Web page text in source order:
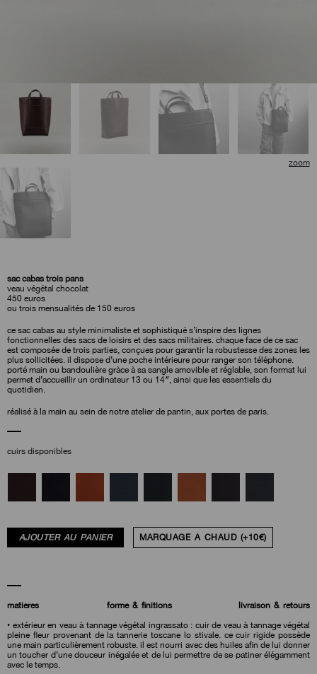
sac cabas trois pans
veau végétal chocolat
450 euros
ou trois mensualités de 150 euros
ce sac cabas au style minimaliste et sophistiqué s’inspire des lignes
fonctionnelles des sacs de loisirs et des sacs militaires. chaque face de ce sac
est composée de trois parties, conçues pour garantir la robustesse des zones les
plus sollicitées. il dispose d’une poche intérieure pour ranger son téléphone.
porté main ou bandoulière gràce à sa sangle amovible et réglable, son format lui
permet d’accueillir un ordinateur 13 ou 14″, ainsi que les essentiels du
quotidien.
réalisé à la main au sein de notre atelier de pantin, aux portes de paris.
cuirs disponibles
AJOUTER AU PANIER MARQUAGE À CHAUD (+10€)
matières forme & finitions
livraison & retours
• extérieur en veau à tannage végétal ingrassato : cuir de veau à tannage végétal
pleine fleur provenant de la tannerie toscane lo stivale. ce cuir rigide possède
une main particulièrement robuste. il est nourri avec des huiles afin de lui donner
un toucher d’une douceur inégalée et de lui permettre de se patiner élégamment
avec le temps.